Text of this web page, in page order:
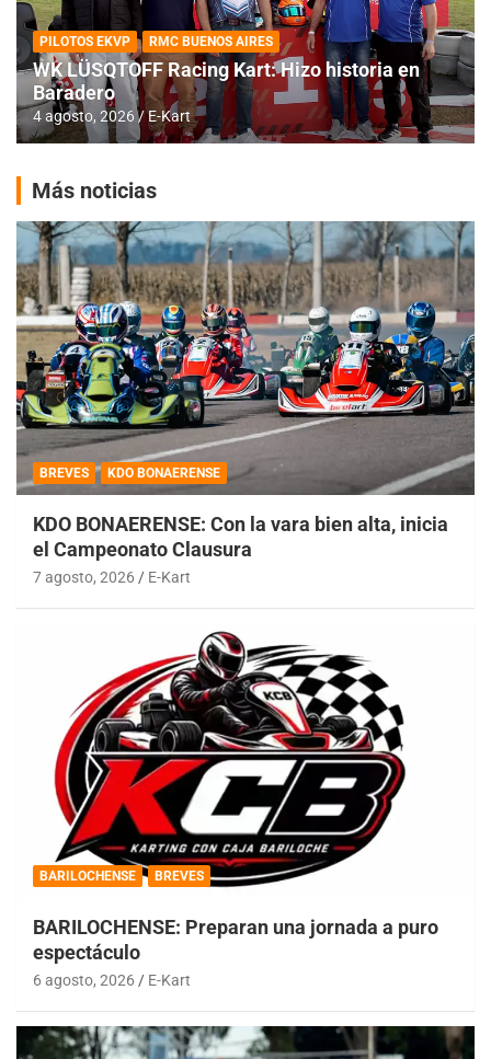
PILOTOS EKVP RMC BUENOS AIRES
WK LÜSQTOFF Racing Kart: Hizo historia en
Baradero
4 agosto, 2026 E-Kart
Más noticias
BREVES KDO BONAERENSE
KDO BONAERENSE: Con la vara bien alta, inicia
el Campeonato Clausura
7 agosto, 2026 E-Kart
BARILOCHENSE BREVES
BARILOCHENSE: Preparan una jornada a puro
espectáculo
6 agosto, 2026 E-Kart